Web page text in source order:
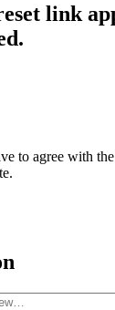
link
to agree with